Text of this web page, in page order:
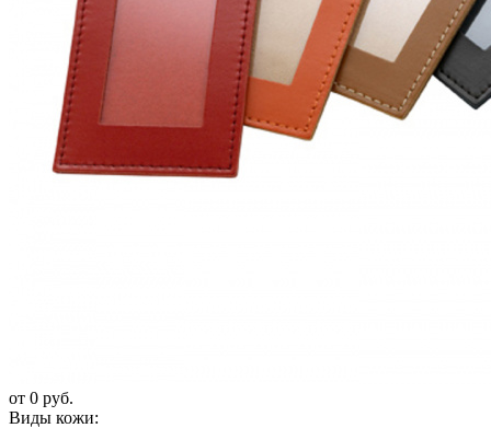
от 0 руб.
Виды кожи: